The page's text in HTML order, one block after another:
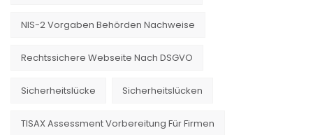
NIS-2 Vorgaben Behörden Nachweise
Rechtssichere Webseite Nach DSGVO
Sicherheitslücke Sicherheitslücken
TISAX Assessment Vorbereitung Für Firmen